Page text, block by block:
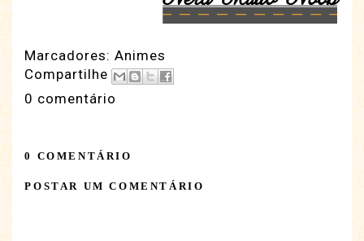
Marcadores:Animes
Compartilhe
0 comentário
0 COMENTÁRIO
POSTAR UM COMENTÁRIO